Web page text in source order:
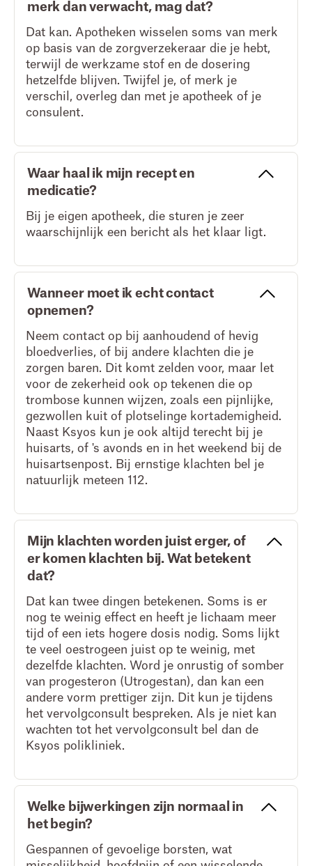
merk dan verwacht, mag dat?
Dat kan. Apotheken wisselen soms van merk
op basis van de zorgverzekeraar die je hebt,
terwijl de werkzame stof en de dosering
hetzelfde blijven. Twijfel je, of merk je
verschil, overleg dan met je apotheek of je
consulent.
Waar haal ik mijn recept en
medicatie?
Bij je eigen apotheek, die sturen je zeer
waarschijnlijk een bericht als het klaar ligt.
Wanneer moet ik echt contact
opnemen?
Neem contact op bij aanhoudend of hevig
bloedverlies, of bij andere klachten die je
zorgen baren. Dit komt zelden voor, maar let
voor de zekerheid ook op tekenen die op
trombose kunnen wijzen, zoals een pijnlijke,
gezwollen kuit of plotselinge kortademigheid.
Naast Ksyos kun je ook altijd terecht bij je
huisarts, of 's avonds en in het weekend bij de
huisartsenpost. Bij ernstige klachten bel je
natuurlijk meteen 112.
Mijn klachten worden juist erger, of
er komen klachten bij. Wat betekent
dat?
Dat kan twee dingen betekenen. Soms is er
nog te weinig effect en heeft je lichaam meer
tijd of een iets hogere dosis nodig. Soms lijkt
te veel oestrogeen juist op te weinig, met
dezelfde klachten. Word je onrustig of somber
van progesteron (Utrogestan), dan kan een
andere vorm prettiger zijn. Dit kun je tijdens
het vervolgconsult bespreken. Als je niet kan
wachten tot het vervolgconsult bel dan de
Ksyos polikliniek.
Welke bijwerkingen zijn normaal in
het begin?
Gespannen of gevoelige borsten, wat